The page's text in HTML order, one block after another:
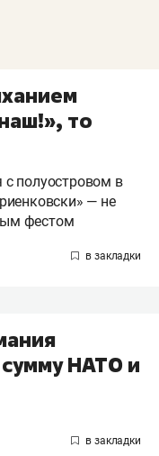
то
полуостровом в
— не
фестом
НАТО и